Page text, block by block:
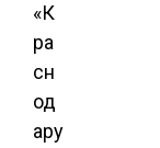
«К
ра
сн
од
ару